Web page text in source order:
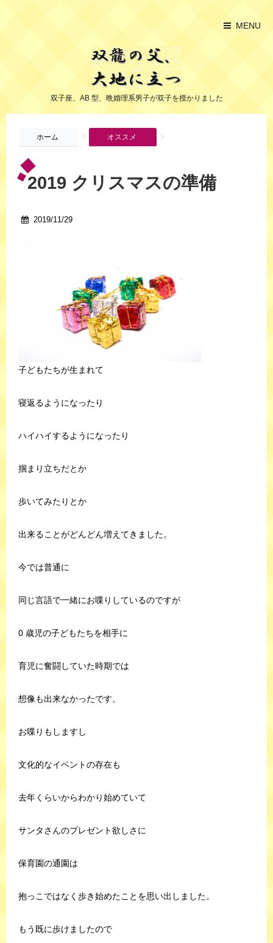
MENU
双子座、AB 型、晩婚理系男子が双子を授かりました
ホーム > オススメ >
2019 クリスマスの準備
2019/11/29
子どもたちが生まれて
寝返るようになったり
ハイハイするようになったり
掴まり立ちだとか
歩いてみたりとか
出来ることがどんどん増えてきました。
今では普通に
同じ言語で一緒にお喋りしているのですが
0 歳児の子どもたちを相手に
育児に奮闘していた時期では
想像も出来なかったです。
お喋りもしますし
文化的なイベントの存在も
去年くらいからわかり始めていて
サンタさんのプレゼント欲しさに
保育園の通園は
抱っこではなく歩き始めたことを思い出しました。
もう既に歩けましたので